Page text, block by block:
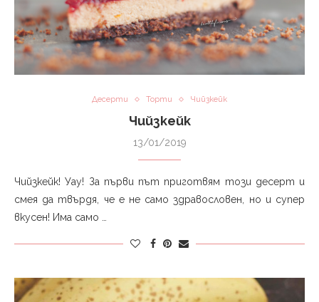
Десерти Торти Чийзкейк
Чийзкейк
13/01/2019
Чийзкейк! Уау! За първи път приготвям този десерт и
смея да твърдя, че е не само здравословен, но и супер
вкусен! Има само …